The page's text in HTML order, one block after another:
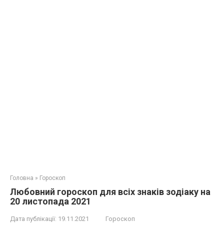
Головна » Гороскоп
Любовний гороскоп для всіх знаків зодіаку на
20 листопада 2021
Дата публікації: 19.11.2021 Гороскоп